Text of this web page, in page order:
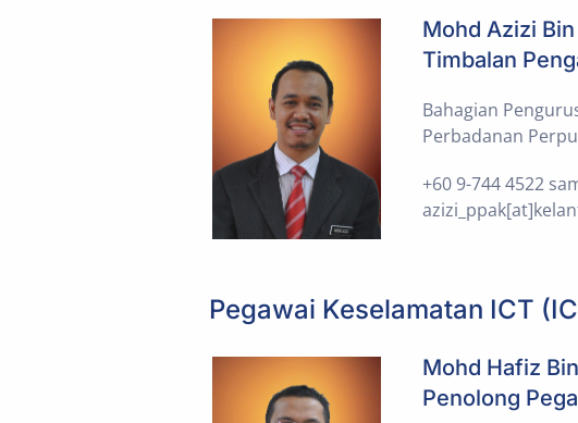
Mohd Azizi
Timbalan
Bahagian
Perbadanan
+60 9-744 4522
Pegawai Keselamatan ICT
Mohd Hafiz
Penolong